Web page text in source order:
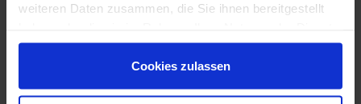
weiteren Daten zusammen, die Sie ihnen bereitgestellt
gesammelt haben.
Cookies zulassen